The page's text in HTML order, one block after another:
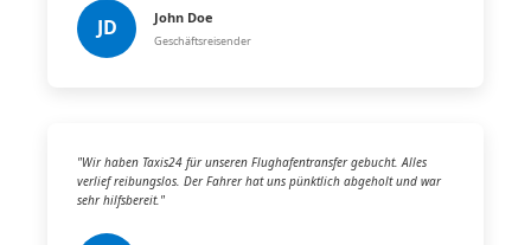
JD John Doe
Geschäftsreisender
"Wir haben Taxis24 für unseren Flughafentransfer gebucht. Alles
verlief reibungslos. Der Fahrer hat uns pünktlich abgeholt und war
sehr hilfsbereit."